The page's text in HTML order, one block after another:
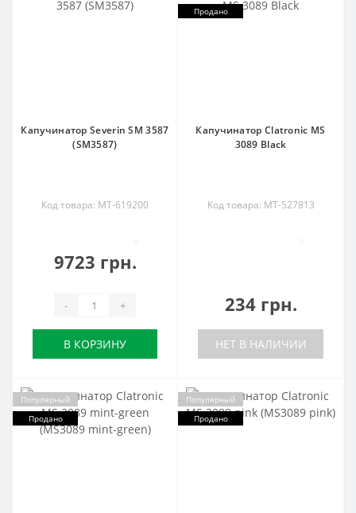
Капучинатор Severin SM 3587
(SM3587)
Код товара: MT-619200
9723 грн.
- +
В КОРЗИНУ
Продано
Капучинатор Clatronic MS
3089 Black
Код товара: MT-527813
234 грн.
НЕТ В НАЛИЧИИ
Популярный
Продано
Популярный
Продано